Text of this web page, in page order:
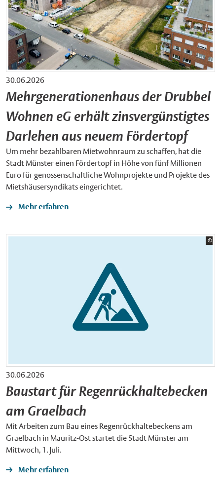
30.06.2026
Mehrgenerationenhaus der Drubbel
Wohnen eG erhält zinsvergünstigtes
Darlehen aus neuem Fördertopf
Um mehr bezahlbaren Mietwohnraum zu schaffen, hat die
Stadt Münster einen Fördertopf in Höhe von fünf Millionen
Euro für genossenschaftliche Wohnprojekte und Projekte des
Mietshäusersyndikats eingerichtet.
Mehr erfahren
©
30.06.2026
Baustart für Regenrückhaltebecken
am Graelbach
Mit Arbeiten zum Bau eines Regenrückhaltebeckens am
Graelbach in Mauritz-Ost startet die Stadt Münster am
Mittwoch, 1. Juli.
Mehr erfahren